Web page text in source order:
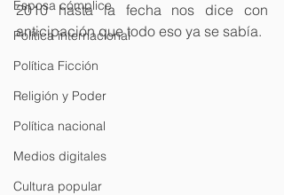
Esposa cómplice
Política internacional
Política Ficción
Religión y Poder
Política nacional
Medios digitales
Cultura popular
2010 hasta la fecha nos dice con
anticipación que todo eso ya se sabía.